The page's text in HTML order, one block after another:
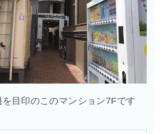
を目印のこのマンション7Fです